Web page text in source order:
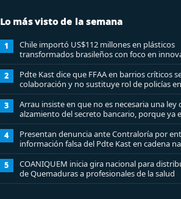
Lo más visto de la semana
1
Chile importó US$112 millones en plásticos
transformados brasileños con foco en
sostenibilidad
2
Pdte Kast dice que FFAA en barrios críticos
colaboración y no sustituye rol de policías
del orden público
3
Arrau insiste en que no es necesaria una ley
alzamiento del secreto bancario, porque ya
4
Presentan denuncia ante Contraloría por
información falsa del Pdte Kast en cadena
5
COANIQUEM inicia gira nacional para
de Quemaduras a profesionales de la salud